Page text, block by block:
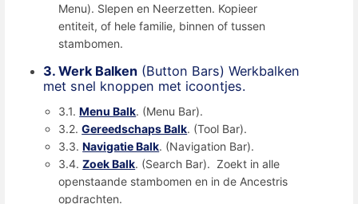
Menu). Slepen en Neerzetten. Kopieer
entiteit, of hele familie, binnen of tussen
stambomen.
3. Werk Balken (Button Bars) Werkbalken
met snel knoppen met icoontjes.
3.1.Menu Balk. (Menu Bar).
3.2.Gereedschaps Balk. (Tool Bar).
3.3.Navigatie Balk. (Navigation Bar).
3.4.Zoek Balk. (Search Bar). Zoekt in alle
openstaande stambomen en in de Ancestris
opdrachten.